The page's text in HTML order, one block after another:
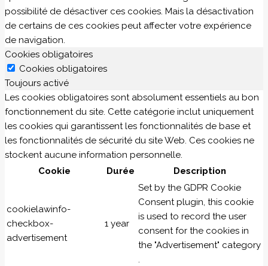
possibilité de désactiver ces cookies. Mais la désactivation
de certains de ces cookies peut affecter votre expérience
de navigation.
Cookies obligatoires
Cookies obligatoires
Toujours activé
Les cookies obligatoires sont absolument essentiels au bon
fonctionnement du site. Cette catégorie inclut uniquement
les cookies qui garantissent les fonctionnalités de base et
les fonctionnalités de sécurité du site Web. Ces cookies ne
stockent aucune information personnelle.
Cookie
Durée Description
cookielawinfo-
checkbox-
advertisement
1 year
Set by the GDPR Cookie
Consent plugin, this cookie
is used to record the user
consent for the cookies in
the "Advertisement" category
.